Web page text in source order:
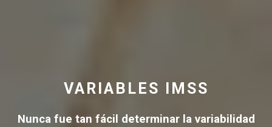
VARIABLES IMSS
Nunca fue tan fácil determinar la variabilidad